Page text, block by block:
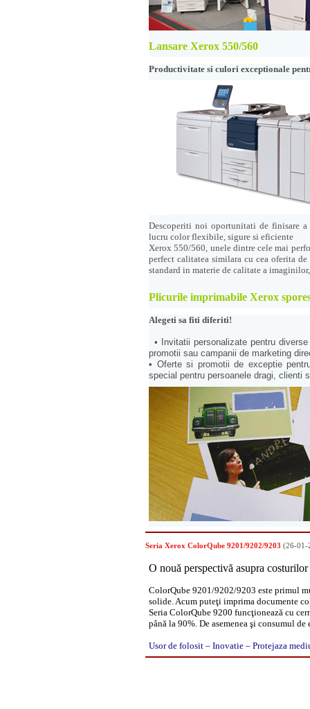
Lansare Xerox 550/560
Productivitate si culori exceptionale
Descoperiti noi oportunitati de finisare
lucru color flexibile, sigure si eficiente
Xerox 550/560, unele dintre cele mai
perfect calitatea similara cu cea oferita
standard in materie de calitate a
Plicurile imprimabile Xerox
Alegeti sa fiti diferiti!
• Invitatii personalizate pentru
promotii sau campanii de marketing
• Oferte si promotii de exceptie
special pentru persoanele dragi, clienti
Seria Xerox ColorQube 9201/9202/9203 (26-01-
O nouă perspectivă asupra
ColorQube 9201/9202/9203 este primul
solide. Acum puteţi imprima documente
Seria ColorQube 9200 funcţionează cu
până la 90%. De asemenea şi consumul
Usor de folosit – Inovatie – Protejaza